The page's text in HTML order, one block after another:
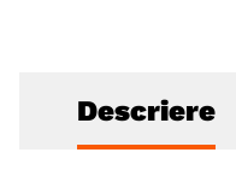
Descriere